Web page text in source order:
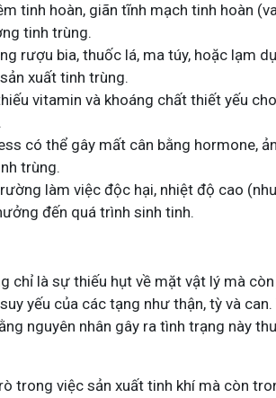
tinh hoàn, giãn tĩnh mạch tinh hoàn
tinh trùng.
rượu bia, thuốc lá, ma túy, hoặc lạm
xuất tinh trùng.
vitamin và khoáng chất thiết yếu
có thể gây mất cân bằng hormone,
trùng.
làm việc độc hại, nhiệt độ cao
đến quá trình sinh tinh.
chỉ là sự thiếu hụt về mặt vật lý mà
yếu của các tạng như thận, tỳ và can.
nguyên nhân gây ra tình trạng này
trong việc sản xuất tinh khí mà còn